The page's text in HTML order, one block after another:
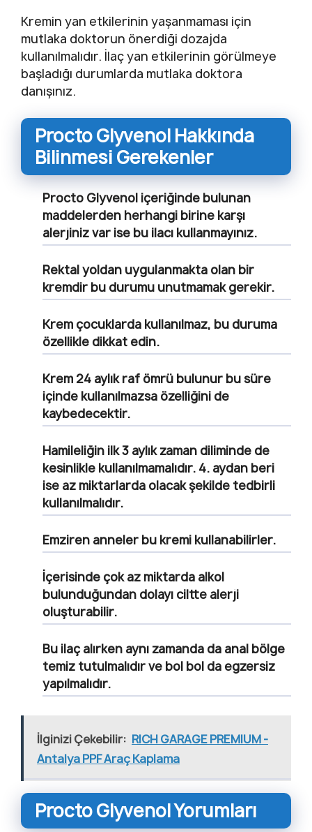
Kremin yan etkilerinin yaşanmaması için
mutlaka doktorun önerdiği dozajda
kullanılmalıdır. İlaç yan etkilerinin görülmeye
başladığı durumlarda mutlaka doktora
danışınız.
Procto Glyvenol Hakkında
Bilinmesi Gerekenler
Procto Glyvenol içeriğinde bulunan
maddelerden herhangi birine karşı
alerjiniz var ise bu ilacı kullanmayınız.
Rektal yoldan uygulanmakta olan bir
kremdir bu durumu unutmamak gerekir.
Krem çocuklarda kullanılmaz, bu duruma
özellikle dikkat edin.
Krem 24 aylık raf ömrü bulunur bu süre
içinde kullanılmazsa özelliğini de
kaybedecektir.
Hamileliğin ilk 3 aylık zaman diliminde de
kesinlikle kullanılmamalıdır. 4. aydan beri
ise az miktarlarda olacak şekilde tedbirli
kullanılmalıdır.
Emziren anneler bu kremi kullanabilirler.
İçerisinde çok az miktarda alkol
bulunduğundan dolayı ciltte alerji
oluşturabilir.
Bu ilaç alırken aynı zamanda da anal bölge
temiz tutulmalıdır ve bol bol da egzersiz
yapılmalıdır.
İlginizi Çekebilir: RICH GARAGE PREMIUM -
Antalya PPF Araç Kaplama
Procto Glyvenol Yorumları